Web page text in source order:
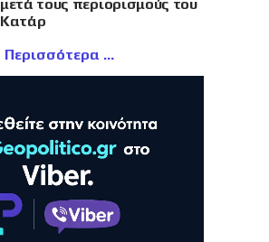
μετά τους περιορισμούς του
Κατάρ
Περισσότερα